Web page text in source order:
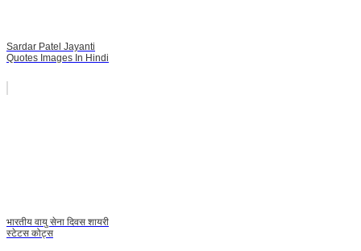
Sardar Patel Jayanti
Quotes Images In Hindi
भारतीय वायु सेना दिवस शायरी
स्टेटस कोट्स